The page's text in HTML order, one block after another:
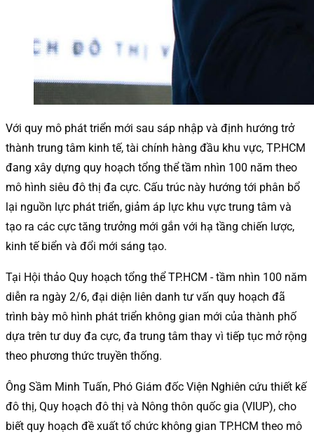
Với quy mô phát triển mới sau sáp nhập và định hướng trở
thành trung tâm kinh tế, tài chính hàng đầu khu vực, TP.HCM
đang xây dựng quy hoạch tổng thể tầm nhìn 100 năm theo
mô hình siêu đô thị đa cực. Cấu trúc này hướng tới phân bổ
lại nguồn lực phát triển, giảm áp lực khu vực trung tâm và
tạo ra các cực tăng trưởng mới gắn với hạ tầng chiến lược,
kinh tế biển và đổi mới sáng tạo.
Tại Hội thảo Quy hoạch tổng thể TP.HCM - tầm nhìn 100 năm
diễn ra ngày 2/6, đại diện liên danh tư vấn quy hoạch đã
trình bày mô hình phát triển không gian mới của thành phố
dựa trên tư duy đa cực, đa trung tâm thay vì tiếp tục mở rộng
theo phương thức truyền thống.
Ông Sầm Minh Tuấn, Phó Giám đốc Viện Nghiên cứu thiết kế
đô thị, Quy hoạch đô thị và Nông thôn quốc gia (VIUP), cho
biết quy hoạch đề xuất tổ chức không gian TP.HCM theo mô